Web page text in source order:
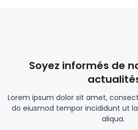
Soyez informés de
Lorem ipsum dolor sit amet,
do eiusmod tempor incididunt ut
aliqua.